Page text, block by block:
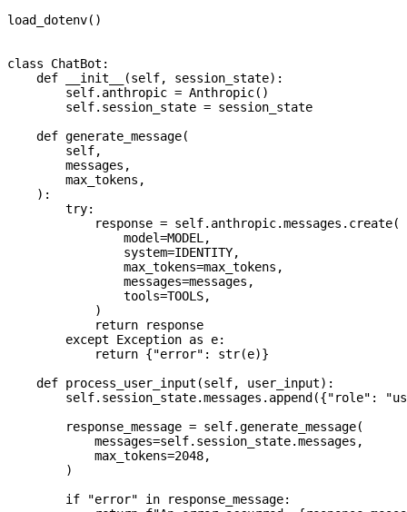
load_dotenv()
class ChatBot :
    def
__init__ (self, session_state):
        self
.anthropic = Anthropic()
        self
.session_state = session_state
    def
generate_message(
        self
,
        messages
,
        max_tokens
,
    ):
        try
:
            response
= self.anthropic.messages.create(
                model
=MODEL,
                system
=IDENTITY,
                max_tokens
=max_tokens,
                messages
=messages,
                tools
=TOOLS,
            )
            return
response
        except
Exception as e:
            return
{"error" : str(e)}
    def
process_user_input (self, user_input):
        self
.session_state.messages.append({"role" :
        response_message
= self.generate_message(
            messages
=self.session_state.messages,
            max_tokens
=2048,
        )
        if
"error" in response_message: